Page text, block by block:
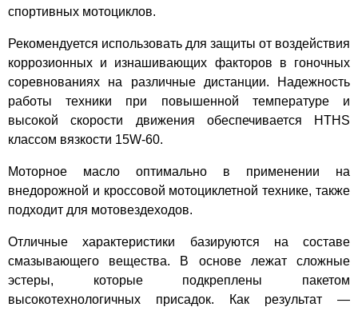
спортивных мотоциклов.
Рекомендуется использовать для защиты от воздействия
коррозионных и изнашивающих факторов в гоночных
соревнованиях на различные дистанции. Надежность
работы техники при повышенной температуре и
высокой скорости движения обеспечивается HTHS
классом вязкости 15W-60.
Моторное масло оптимально в применении на
внедорожной и кроссовой мотоциклетной технике, также
подходит для мотовездеходов.
Отличные характеристики базируются на составе
смазывающего вещества. В основе лежат сложные
эстеры, которые подкреплены пакетом
высокотехнологичных присадок. Как результат —